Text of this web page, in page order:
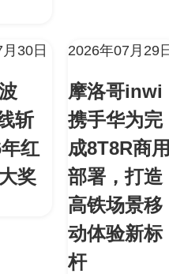
30日
斩
红
奖
2026年07月29
摩洛哥inwi
携手华为完
成8T8R商
部署，打造
高铁场景移
动体验新标
杆